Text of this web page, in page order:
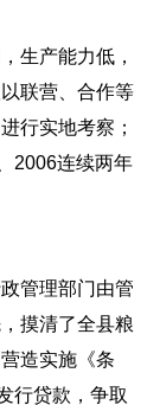
生产能力低，
联营、合作等
行实地考察；
2006连续两年
管理部门由管
摸清了全县粮
造实施《条
行贷款，争取